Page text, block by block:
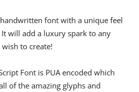
font with a unique feel
will add a luxury spark to any
to create!
Font is PUA encoded which
of the amazing glyphs and